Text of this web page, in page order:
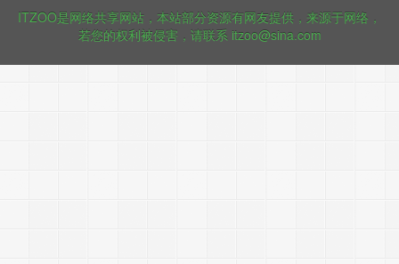
ITZOO是网络共享网站，本站部分资源有网友提供，来源于网络，
若您的权利被侵害，请联系 itzoo@sina.com